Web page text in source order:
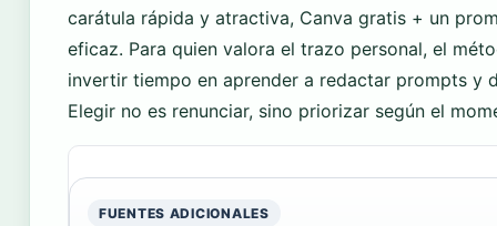
carátula rápida y atractiva, Canva gratis + un
eficaz. Para quien valora el trazo personal, el
invertir tiempo en aprender a redactar prompts y
Elegir no es renunciar, sino priorizar según el
FUENTES ADICIONALES